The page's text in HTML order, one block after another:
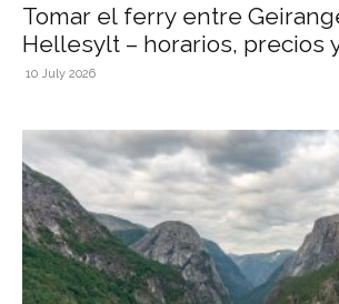
Tomar el ferry entre
Hellesylt – horarios, precios
10 July 2026